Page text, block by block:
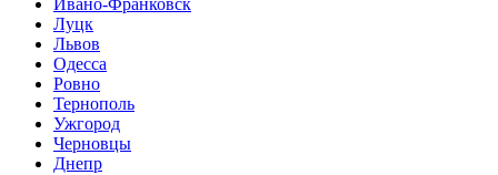
Ивано-Франковск
Луцк
Львов
Одесса
Ровно
Тернополь
Ужгород
Черновцы
Днепр